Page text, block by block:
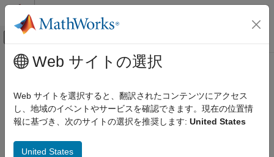
コンテンツへスキップ
オフキャンバス ナビゲーション メ
ドキュメンテーションのホーム
Simscape
Foundation Block Libraries
Models
メインコンテンツ
External Translational Velocity
Source (PB)
Ideal source of mechanical energy that generates velocity
Since R2024b
Web サイトの選択
Web サイトを選択すると、翻訳されたコンテンツにアクセス
し、地域のイベントやサービスを確認できます。現在の位置情
報に基づき、次のサイトの選択を推奨します: United States
United States